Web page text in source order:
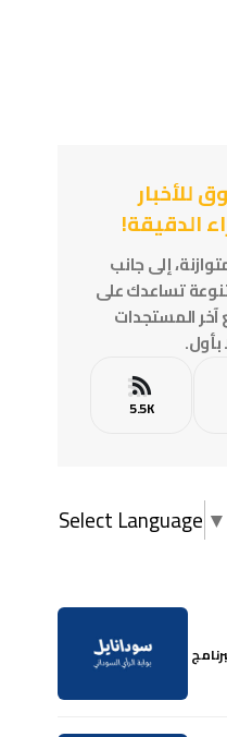
للأخبار
الدقيقة!
إلى جانب
تساعدك على
آخر المستجدات
بأول.
5.5K
Select Language ▼